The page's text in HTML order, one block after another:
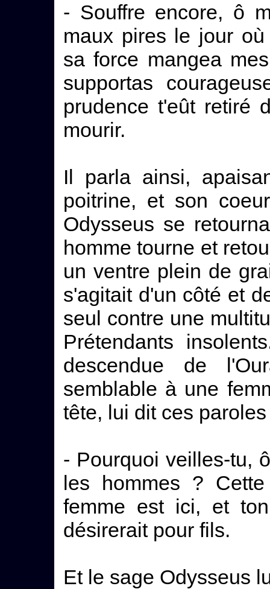
- Souffre encore, ô
maux pires le jour
sa force mangea
supportas
prudence t'eût retiré
mourir.
Il parla ainsi,
poitrine, et son
Odysseus se
homme tourne et
un ventre plein de
s'agitait d'un côté et
seul contre une
Prétendants
descendue de
semblable à une
tête, lui dit ces
- Pourquoi veilles-tu,
les hommes ?
femme est ici, et
désirerait pour fils.
Et le sage Odysseus